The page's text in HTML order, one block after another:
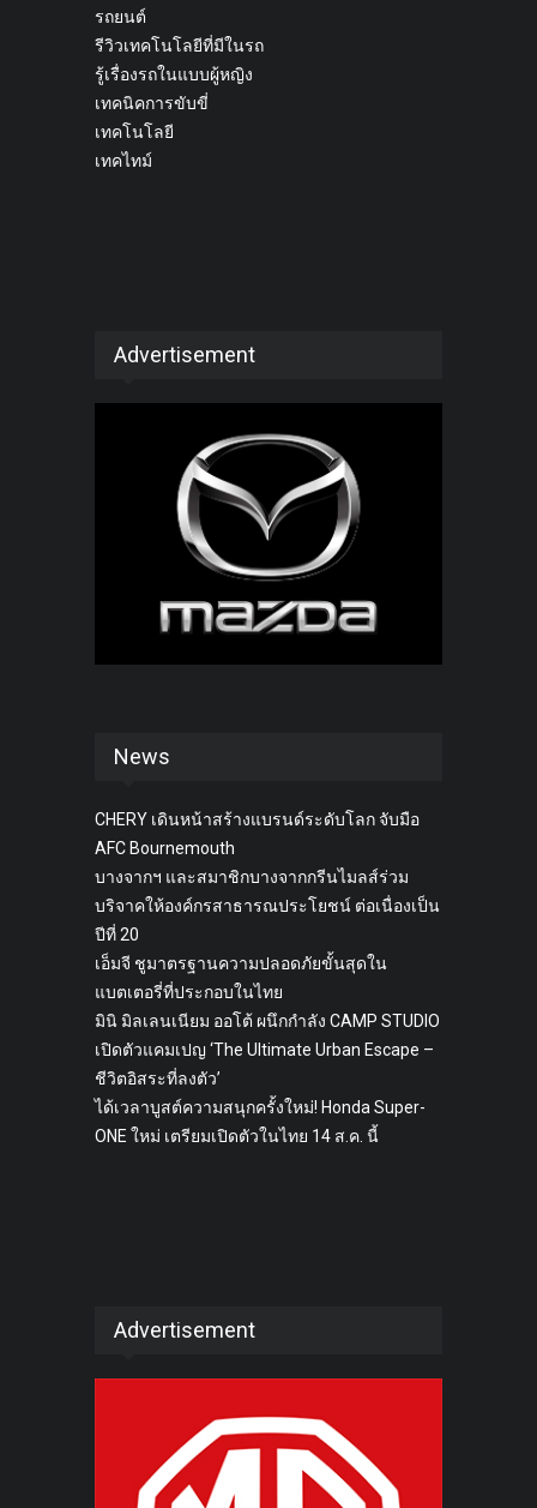
รถยนต์
รีวิวเทคโนโลยีที่มีในรถ
รู้เรื่องรถในแบบผู้หญิง
เทคนิคการขับขี่
เทคโนโลยี
เทคไทม์
Advertisement
News
CHERY เดินหน้าสร้างแบรนด์ระดับโลก จับมือ
AFC Bournemouth
บางจากฯ และสมาชิกบางจากกรีนไมลส์ร่วม
บริจาคให้องค์กรสาธารณประโยชน์ ต่อเนื่องเป็น
ปีที่ 20
เอ็มจี ชูมาตรฐานความปลอดภัยขั้นสุดใน
แบตเตอรี่ที่ประกอบในไทย
มินิ มิลเลนเนียม ออโต้ ผนึกกำลัง CAMP STUDIO
เปิดตัวแคมเปญ ‘The Ultimate Urban Escape –
ชีวิตอิสระที่ลงตัว’
ได้เวลาบูสต์ความสนุกครั้งใหม่! Honda Super-
ONE ใหม่ เตรียมเปิดตัวในไทย 14 ส.ค. นี้
Advertisement